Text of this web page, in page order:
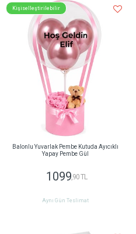
Kişiselleştirilebilir
Balonlu Yuvarlak Pembe Kutuda Ayıcıklı
Yapay Pembe Gül
1099 ,90 TL
Aynı Gün Teslimat